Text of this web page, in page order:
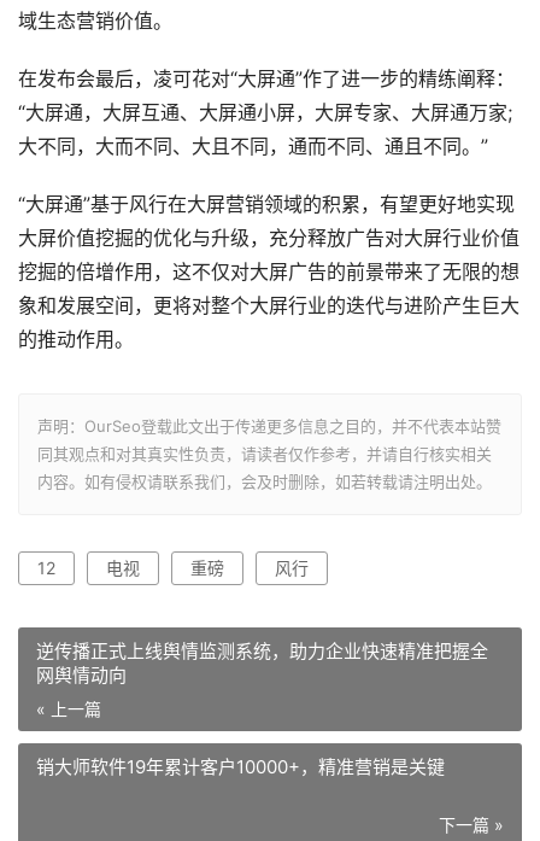
域生态营销价值。
在发布会最后，凌可花对“大屏通”作了进一步的精练阐释：
“大屏通，大屏互通、大屏通小屏，大屏专家、大屏通万家;
大不同，大而不同、大且不同，通而不同、通且不同。”
“大屏通”基于风行在大屏营销领域的积累，有望更好地实现
大屏价值挖掘的优化与升级，充分释放广告对大屏行业价值
挖掘的倍增作用，这不仅对大屏广告的前景带来了无限的想
象和发展空间，更将对整个大屏行业的迭代与进阶产生巨大
的推动作用。
声明：OurSeo登载此文出于传递更多信息之目的，并不代表本站赞
同其观点和对其真实性负责，请读者仅作参考，并请自行核实相关
内容。如有侵权请联系我们，会及时删除，如若转载请注明出处。
12 电视 重磅 风行
逆传播正式上线舆情监测系统，助力企业快速精准把握全
网舆情动向
« 上一篇
销大师软件19年累计客户10000+，精准营销是关键
下一篇 »